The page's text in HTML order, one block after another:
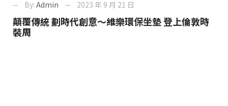
By: Admin 2023 年 9 月 21 日
顛覆傳統 劃時代創意～維樂環保坐墊 登上倫敦時
裝周